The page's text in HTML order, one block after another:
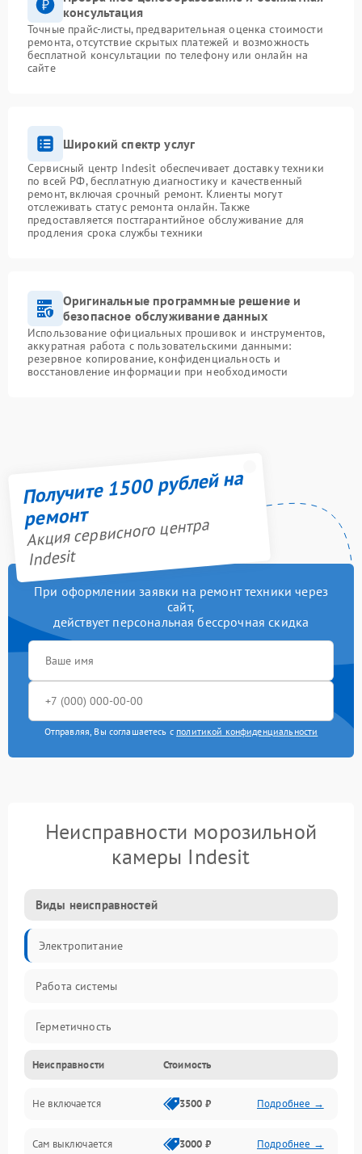
консультация
Точные прайс-листы, предварительная оценка стоимости
ремонта, отсутствие скрытых платежей и возможность
бесплатной консультации по телефону или онлайн на
сайте
Широкий спектр услуг
Сервисный центр Indesit обеспечивает доставку техники
по всей РФ, бесплатную диагностику и качественный
ремонт, включая срочный ремонт. Клиенты могут
отслеживать статус ремонта онлайн. Также
предоставляется постгарантийное обслуживание для
продления срока службы техники
Оригинальные программные решение и
безопасное обслуживание данных
Использование официальных прошивок и инструментов,
аккуратная работа с пользовательскими данными:
резервное копирование, конфиденциальность и
восстановление информации при необходимости
Получите 1500 рублей на
ремонт
Акция сервисного центра
Indesit
При оформлении заявки на ремонт техники через
сайт,
действует персональная бессрочная скидка
Отправляя, Вы соглашаетесь с политикой конфиденциальности
Неисправности морозильной
камеры Indesit
Виды неисправностей
Электропитание
Работа системы
Герметичность
Механика
Неисправности Стоимость
Не включается 3500 ₽ Подробнее →
Сам выключается 3000 ₽ Подробнее →